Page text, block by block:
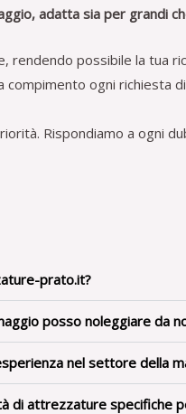
adatta sia per grandi
rendendo possibile la tua
ogni richiesta
Rispondiamo a ogni
prato.it?
posso noleggiare da
nel settore della
di attrezzature specifiche